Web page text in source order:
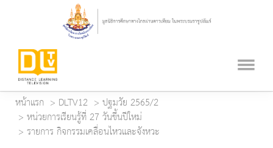
หน้าแรก DLTV12
ปฐมวัย 2565/2
หน่วยการเรียนรู้ที่ 27 วันขึ้นปีใหม่
รายการ กิจกรรมเคลื่อนไหวและจังหวะ